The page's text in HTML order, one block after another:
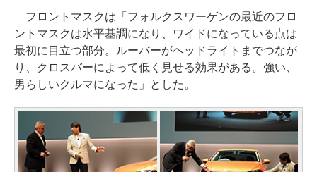
フロントマスクは「フォルクスワーゲンの最近のフロ
ントマスクは水平基調になり、ワイドになっている点は
最初に目立つ部分。ルーバーがヘッドライトまでつなが
り、クロスバーによって低く見せる効果がある。強い、
男らしいクルマになった」とした。